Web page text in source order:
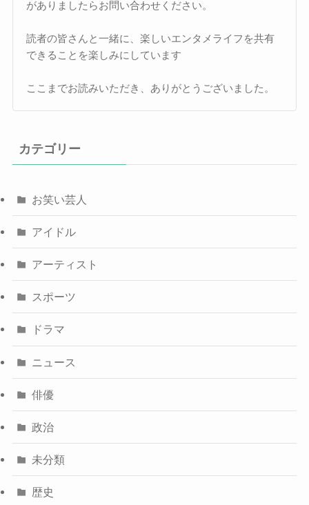
がありましたらお問い合わせください。
読者の皆さんと一緒に、楽しいエンタメライフを共有
できることを楽しみにしています
ここまでお読みいただき、ありがとうございました。
カテゴリー
お笑い芸人
アイドル
アーティスト
スポーツ
ドラマ
ニュース
俳優
政治
未分類
歴史